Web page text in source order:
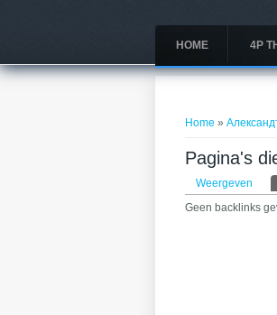
HOME 4P
Home »
Pagina's
Primaire
Weergeven
Geen backlinks